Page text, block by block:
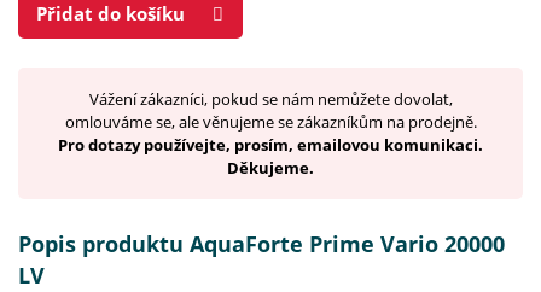
Přidat do košíku
Vážení zákazníci, pokud se nám nemůžete dovolat,
omlouváme se, ale věnujeme se zákazníkům na prodejně.
Pro dotazy používejte, prosím, emailovou komunikaci.
Děkujeme.
Popis produktu AquaForte Prime Vario 20000
LV